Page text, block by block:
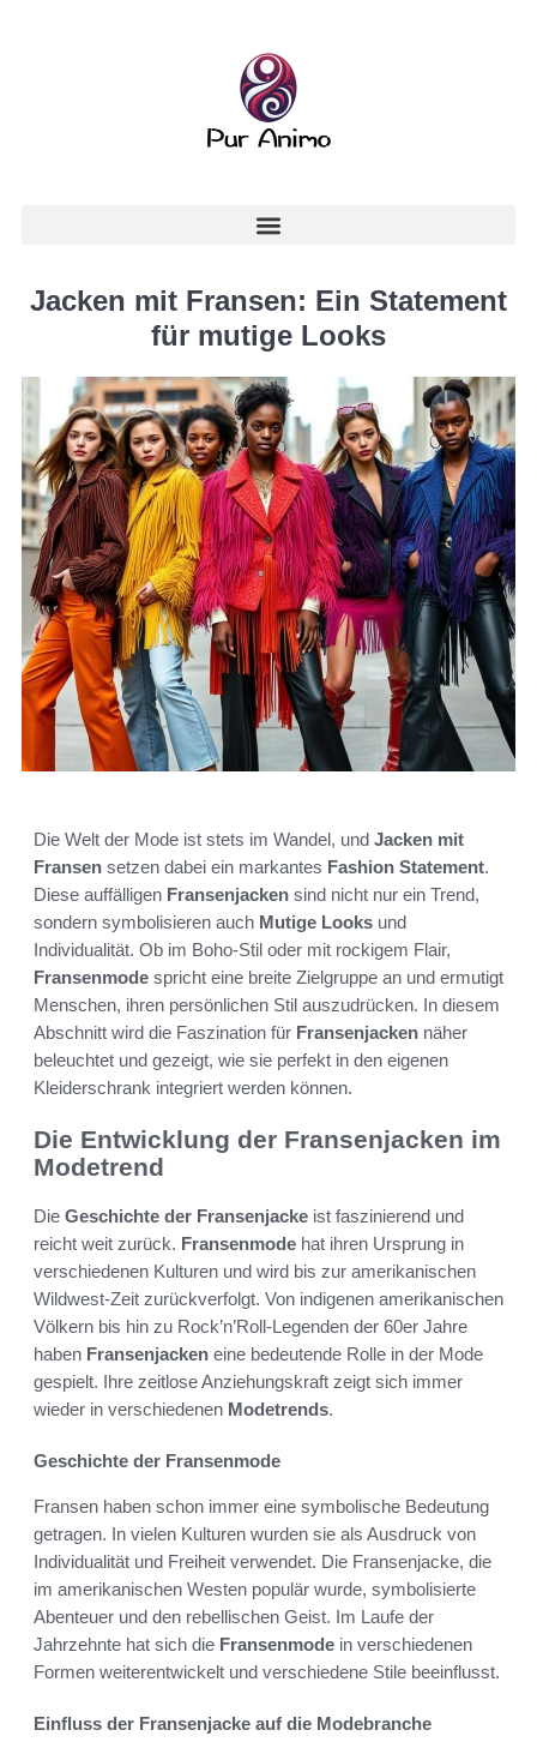
Jacken mit Fransen: Ein Statement
für mutige Looks
Die Welt der Mode ist stets im Wandel, und Jacken mit
Fransen setzen dabei ein markantes Fashion Statement.
Diese auffälligen Fransenjacken sind nicht nur ein Trend,
sondern symbolisieren auch Mutige Looks und
Individualität. Ob im Boho-Stil oder mit rockigem Flair,
Fransenmode spricht eine breite Zielgruppe an und ermutigt
Menschen, ihren persönlichen Stil auszudrücken. In diesem
Abschnitt wird die Faszination für Fransenjacken näher
beleuchtet und gezeigt, wie sie perfekt in den eigenen
Kleiderschrank integriert werden können.
Die Entwicklung der Fransenjacken im
Modetrend
Die Geschichte der Fransenjacke ist faszinierend und
reicht weit zurück. Fransenmode hat ihren Ursprung in
verschiedenen Kulturen und wird bis zur amerikanischen
Wildwest-Zeit zurückverfolgt. Von indigenen amerikanischen
Völkern bis hin zu Rock’n’Roll-Legenden der 60er Jahre
haben Fransenjacken eine bedeutende Rolle in der Mode
gespielt. Ihre zeitlose Anziehungskraft zeigt sich immer
wieder in verschiedenen Modetrends.
Geschichte der Fransenmode
Fransen haben schon immer eine symbolische Bedeutung
getragen. In vielen Kulturen wurden sie als Ausdruck von
Individualität und Freiheit verwendet. Die Fransenjacke, die
im amerikanischen Westen populär wurde, symbolisierte
Abenteuer und den rebellischen Geist. Im Laufe der
Jahrzehnte hat sich die Fransenmode in verschiedenen
Formen weiterentwickelt und verschiedene Stile beeinflusst.
Einfluss der Fransenjacke auf die Modebranche